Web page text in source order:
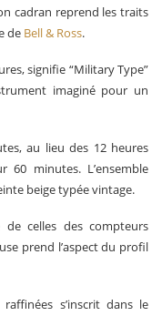
cadran reprend les traits
de Bell & Ross.
signifie “Military Type”
imaginé pour un
au lieu des 12 heures
60 minutes. L’ensemble
beige typée vintage.
celles des compteurs
prend l’aspect du profil
s’inscrit dans le